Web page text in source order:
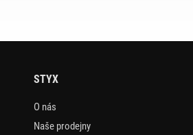
STYX
O nás
Naše prodejny